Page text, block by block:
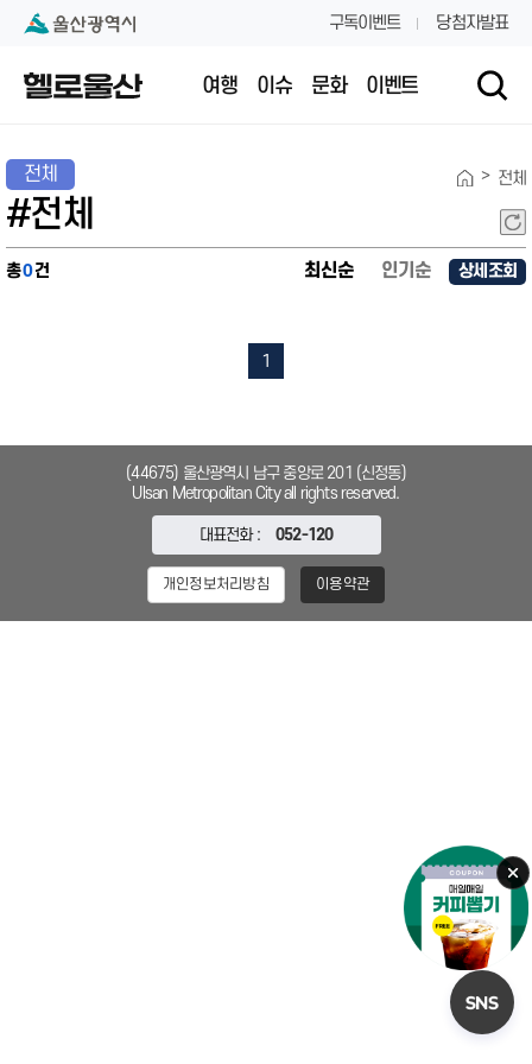
본문 내용 바로가기
대메뉴 바로가기
오
구독이벤트 당첨자발표
여행 이슈 문화 이벤트
전체 > 전체
#전체
총0건 최신순 인기순 상세조회
1
(44675) 울산광역시 남구 중앙로 201 (신정동)
Ulsan Metropolitan City all rights reserved.
대표전화 : 052-120
개인정보처리방침 이용약관